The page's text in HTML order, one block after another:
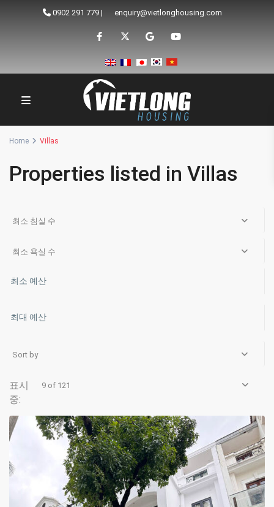
0902 291 779 | enquiry@vietlonghousing.com
Home Villas
Properties listed in Villas
최소 침실 수
최소 욕실 수
Sort by
9 of 121
Hanoi,